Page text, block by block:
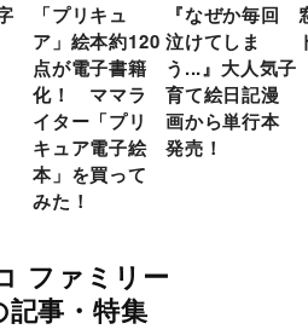
「プリキュ
ア」絵本約120
点が電子書籍
化！ ママラ
イター「プリ
キュア電子絵
本」を買って
みた！
『なぜか毎回
泣けてしま
う...』大人気子
育て絵日記漫
画から単行本
発売！
ファミリー
記事・特集